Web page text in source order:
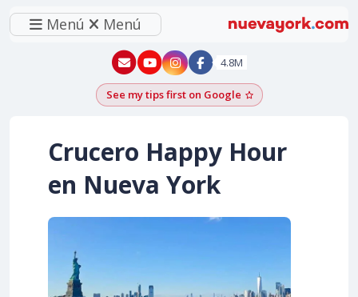
Menú Menú
New York - YouTube
New York - Instagram
4.8M
See my tips first on GoogleAdd as a Google
Crucero Happy Hour
en Nueva York